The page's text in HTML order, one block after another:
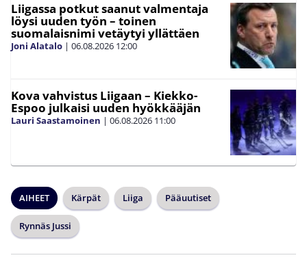
Liigassa potkut saanut valmentaja
löysi uuden työn – toinen
suomalaisnimi vetäytyi yllättäen
Joni Alatalo | 06.08.2026 12:00
Kova vahvistus Liigaan – Kiekko-
Espoo julkaisi uuden hyökkääjän
Lauri Saastamoinen | 06.08.2026 11:00
AIHEET Kärpät Liiga Pääuutiset
Rynnäs Jussi